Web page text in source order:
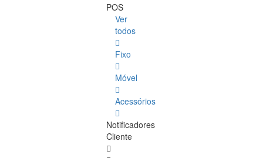
POS
Ver
todos
Fixo
Móvel
Acessórios
Notificadores
Cliente